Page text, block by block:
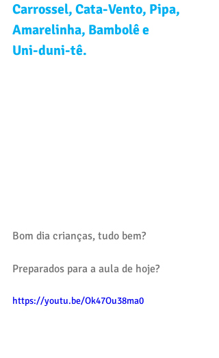
Carrossel, Cata-Vento, Pipa,
Amarelinha, Bambolê e
Uni-duni-tê.
Bom dia crianças, tudo bem?
Preparados para a aula de hoje?
https://youtu.be/Ok47Ou38ma0